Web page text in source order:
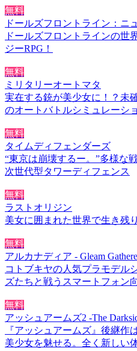
無料
ドールズフロントライン：ニ
ドールズフロントラインの世
ジーRPG！
無料
ミリタリーオートマタ
実在する銃が美少女に！？未
のオートバトルシミュレーシ
無料
タイムディフェンダーズ
“東京は崩壊するー。”多様な
次世代型タワーディフェンス
無料
ラストオリジン
美女に囲まれた世界で生き残
無料
アルカナディア - Gleam
コトブキヤの人気プラモデル
ズたちと戦うスマートフォン
無料
アッシュアームズ2 -The
『アッシュアームズ』後継作
美少女を魅せる。全く新しい